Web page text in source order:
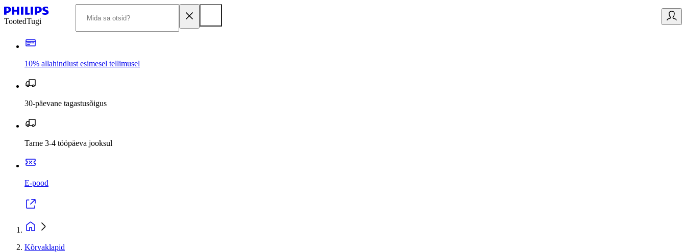
TootedTugi
10% allahindlust esimesel tellimusel
30-päevane tagastusõigus
Tarne 3-4 tööpäeva jooksul
E-pood
Kõrvaklapid